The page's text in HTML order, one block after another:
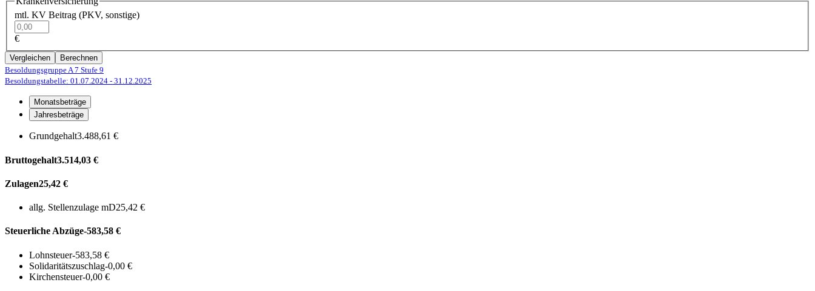
mtl. KV Beitrag (PKV, sonstige)
€
Vergleichen
Berechnen
Besoldungsgruppe A 7 Stufe 9
Besoldungstabelle: 01.07.2024 - 31.12.2025
Monatsbeträge
Jahresbeträge
Grundgehalt3.488,61 €
Bruttogehalt3.514,03 €
Zulagen25,42 €
allg. Stellenzulage mD25,42 €
Steuerliche Abzüge-583,58 €
Lohnsteuer-583,58 €
Solidaritätszuschlag-0,00 €
Kirchensteuer-0,00 €